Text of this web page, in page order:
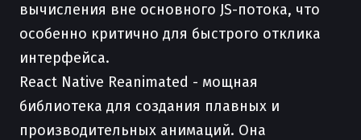
вычисления вне основного JS-потока, что
особенно критично для быстрого отклика
интерфейса.
React Native Reanimated - мощная
библиотека для создания плавных и
производительных анимаций. Она